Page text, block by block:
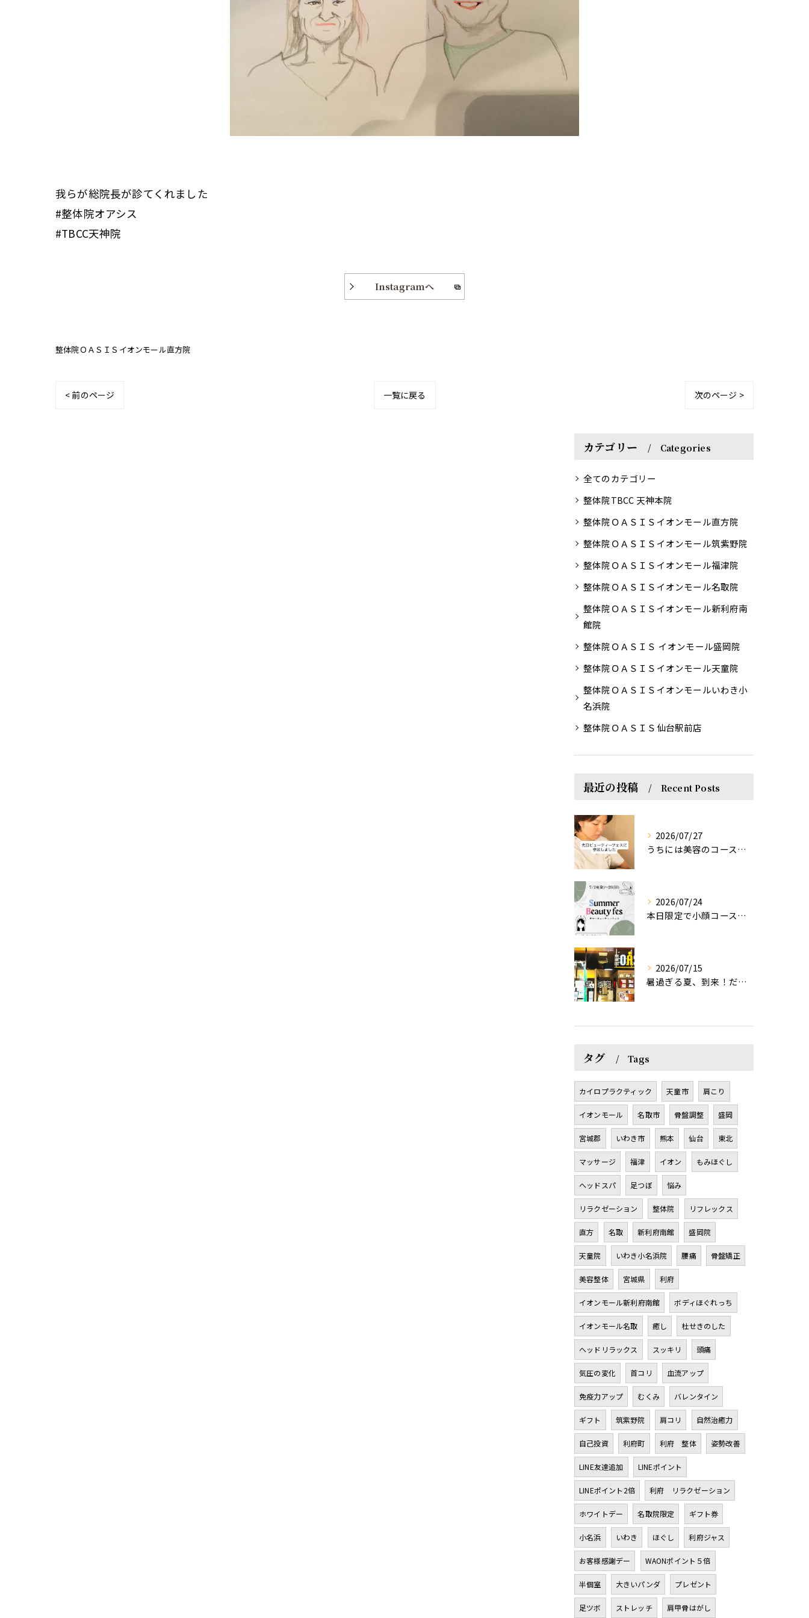
我らが総院長が診てくれました
#整体院オアシス
#TBCC天神院
Instagramへ
整体院ＯＡＳＩＳイオンモール直方院
< 前のページ 一覧に戻る 次のページ >
カテゴリー Categories
全てのカテゴリー
整体院TBCC 天神本院
整体院ＯＡＳＩＳイオンモール直方院
整体院ＯＡＳＩＳイオンモール筑紫野院
整体院ＯＡＳＩＳイオンモール福津院
整体院ＯＡＳＩＳイオンモール名取院
整体院ＯＡＳＩＳイオンモール新利府南
館院
整体院ＯＡＳＩＳ イオンモール盛岡院
整体院ＯＡＳＩＳイオンモール天童院
整体院ＯＡＳＩＳイオンモールいわき小
名浜院
整体院ＯＡＳＩＳ仙台駅前店
最近の投稿 Recent Posts
2026/07/27
うちには美容のコースもあるって伝えなきゃ！えっほっえxty
2026/07/24
本日限定で小顔コース体験(ワンコイン)実施します！
2026/07/15
暑過ぎる夏、到来！だるさを感じる方は、結構不足！？
タグ Tags
カイロプラクティック 天童市 肩こり
イオンモール 名取市 骨盤調整 盛岡
宮城郡 いわき市 熊本 仙台 東北
マッサージ 福津 イオン もみほぐし
ヘッドスパ 足つぼ 悩み
リラクゼーション 整体院 リフレックス
直方 名取 新利府南館 盛岡院
天童院 いわき小名浜院 腰痛 骨盤矯正
美容整体 宮城県 利府
イオンモール新利府南館 ボディほぐれっち
イオンモール名取 癒し 杜せきのした
ヘッドリラックス スッキリ 頭痛
気圧の変化 首コリ 血流アップ
免疫力アップ むくみ バレンタイン
ギフト 筑紫野院 肩コリ 自然治癒力
自己投資 利府町 利府 整体 姿勢改善
LINE友達追加 LINEポイント
LINEポイント2倍 利府 リラクゼーション
ホワイトデー 名取院限定 ギフト券
小名浜 いわき ほぐし 利府ジャス
お客様感謝デー WAONポイント５倍
半個室 大きいパンダ プレゼント
足ツボ ストレッチ 肩甲骨はがし